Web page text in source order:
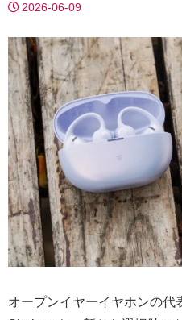
2026-06-09
オープンイヤーイヤホンの代